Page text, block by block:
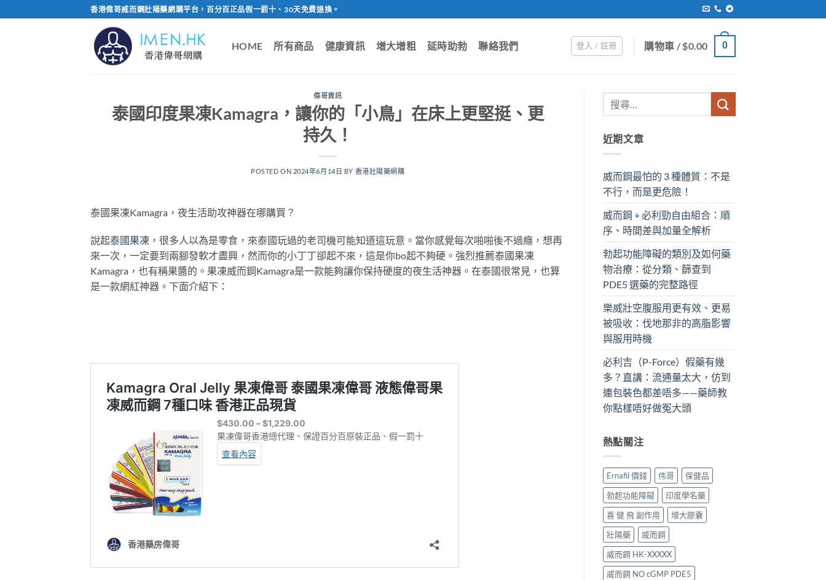
to
香港偉哥威而鋼壯陽藥網購平台，百分百正品假一罰十、30天免費退換。
HOME 所有商品 健康資訊 增大增粗 延時助勃 聯絡我們 登入 / 註冊 購物車 /$0.00 0
偉哥資訊
泰國印度果凍Kamagra，讓你的「小鳥」在床上更堅挺、更
持久！
POSTED ON 2024年6月14日 BY 香港壯陽藥網購
泰國果凍Kamagra，夜生活助攻神器在哪購買？
說起泰國果凍 ，很多人以為是零食，來泰國玩過的老司機可能知道這玩意。當你感覺每次啪啪後不過癮，想再
來一次，一定要到兩腳發軟才盡興，然而你的小丁丁卻起不來，這是你bo起不夠硬。強烈推薦泰國果凍
Kamagra，也有稱果醬的。果凍威而鋼Kamagra是一款能夠讓你保持硬度的夜生活神器。在泰國很常見，也算
是一款網紅神器。下面介紹下：
近期文章
威而鋼最怕的 3 種體質：不是
不行，而是更危險！
威而鋼 + 必利勁自由組合：順
序、時間差與加量全解析
勃起功能障礙的類別及如何藥
物治療：從分類、篩查到
PDE5 選藥的完整路徑
樂威壯空腹服用更有效、更易
被吸收：伐地那非的高脂影響
與服用時機
必利吉（P-Force）假藥有幾
多？直講：流通量太大，仿到
連包裝色都差唔多——藥師教
你點樣唔好做冤大頭
熱點關注
Ernafil 價錢 伟哥
保健品
勃起功能障礙
印度學名藥
喜 健 飛 副作用
增大膠囊
壯陽藥
威而鋼
威而鋼 HK-XXXXX
威而鋼 NO cGMP PDE5